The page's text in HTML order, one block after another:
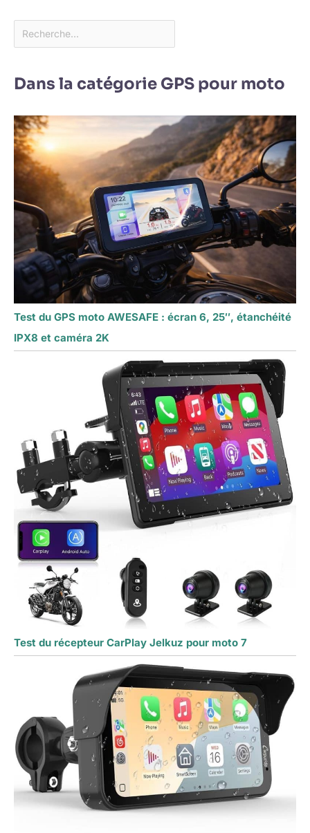
Dans la catégorie GPS pour moto
Test du GPS moto AWESAFE : écran 6, 25″, étanchéité
IPX8 et caméra 2K
Test du récepteur CarPlay Jelkuz pour moto 7